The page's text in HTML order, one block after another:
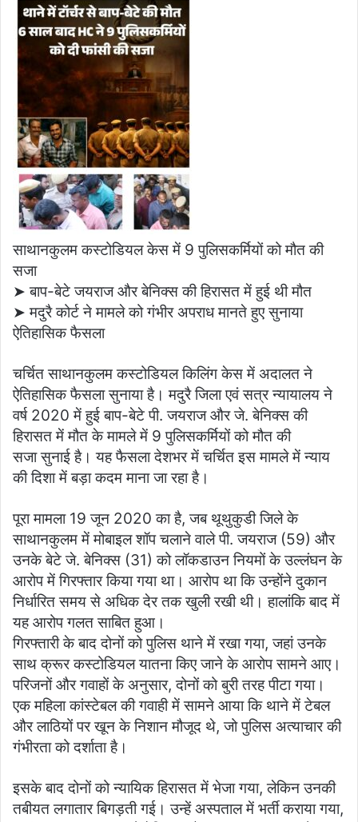
साथानकुलम कस्टोडियल केस में 9 पुलिसकर्मियों को मौत की
सजा
➤ बाप-बेटे जयराज और बेनिक्स की हिरासत में हुई थी मौत
➤ मदुरै कोर्ट ने मामले को गंभीर अपराध मानते हुए सुनाया
ऐतिहासिक फैसला
चर्चित साथानकुलम कस्टोडियल किलिंग केस में अदालत ने
ऐतिहासिक फैसला सुनाया है। मदुरै जिला एवं सत्र न्यायालय ने
वर्ष 2020 में हुई बाप-बेटे पी. जयराज और जे. बेनिक्स की
हिरासत में मौत के मामले में 9 पुलिसकर्मियों को मौत की
सजा सुनाई है। यह फैसला देशभर में चर्चित इस मामले में न्याय
की दिशा में बड़ा कदम माना जा रहा है।
पूरा मामला 19 जून 2020 का है, जब थूथुकुडी जिले के
साथानकुलम में मोबाइल शॉप चलाने वाले पी. जयराज (59) और
उनके बेटे जे. बेनिक्स (31) को लॉकडाउन नियमों के उल्लंघन के
आरोप में गिरफ्तार किया गया था। आरोप था कि उन्होंने दुकान
निर्धारित समय से अधिक देर तक खुली रखी थी। हालांकि बाद में
यह आरोप गलत साबित हुआ।
गिरफ्तारी के बाद दोनों को पुलिस थाने में रखा गया, जहां उनके
साथ क्रूर कस्टोडियल यातना किए जाने के आरोप सामने आए।
परिजनों और गवाहों के अनुसार, दोनों को बुरी तरह पीटा गया।
एक महिला कांस्टेबल की गवाही में सामने आया कि थाने में टेबल
और लाठियों पर खून के निशान मौजूद थे, जो पुलिस अत्याचार की
गंभीरता को दर्शाता है।
इसके बाद दोनों को न्यायिक हिरासत में भेजा गया, लेकिन उनकी
तबीयत लगातार बिगड़ती गई। उन्हें अस्पताल में भर्ती कराया गया,